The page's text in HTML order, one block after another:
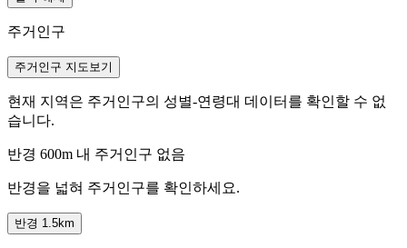
주거인구
주거인구 지도보기
현재 지역은 주거인구의 성별-연령대 데이터를 확인할 수 없
습니다.
반경 600m 내 주거인구 없음
반경을 넓혀 주거인구를 확인하세요.
반경 1.5km